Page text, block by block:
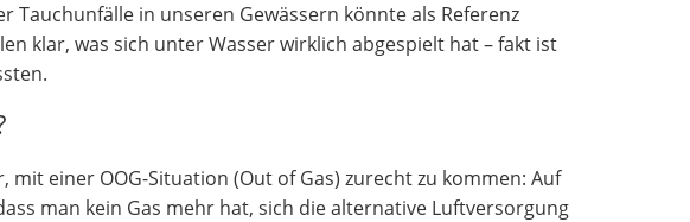
Tauchunfälle in unseren Gewässern könnte als Referenz
klar, was sich unter Wasser wirklich abgespielt hat – fakt ist
einer OOG-Situation (Out of Gas) zurecht zu kommen: Auf
man kein Gas mehr hat, sich die alternative Luftversorgung